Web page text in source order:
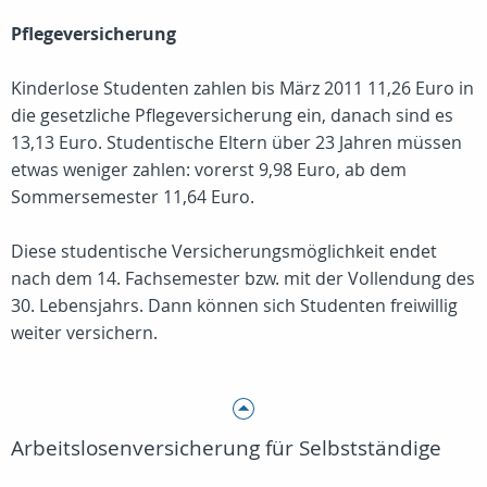
Pflegeversicherung
Kinderlose Studenten zahlen bis März 2011 11,26 Euro in
die gesetzliche Pflegeversicherung ein, danach sind es
13,13 Euro. Studentische Eltern über 23 Jahren müssen
etwas weniger zahlen: vorerst 9,98 Euro, ab dem
Sommersemester 11,64 Euro.
Diese studentische Versicherungsmöglichkeit endet
nach dem 14. Fachsemester bzw. mit der Vollendung des
30. Lebensjahrs. Dann können sich Studenten freiwillig
weiter versichern.
Arbeitslosenversicherung für Selbstständige